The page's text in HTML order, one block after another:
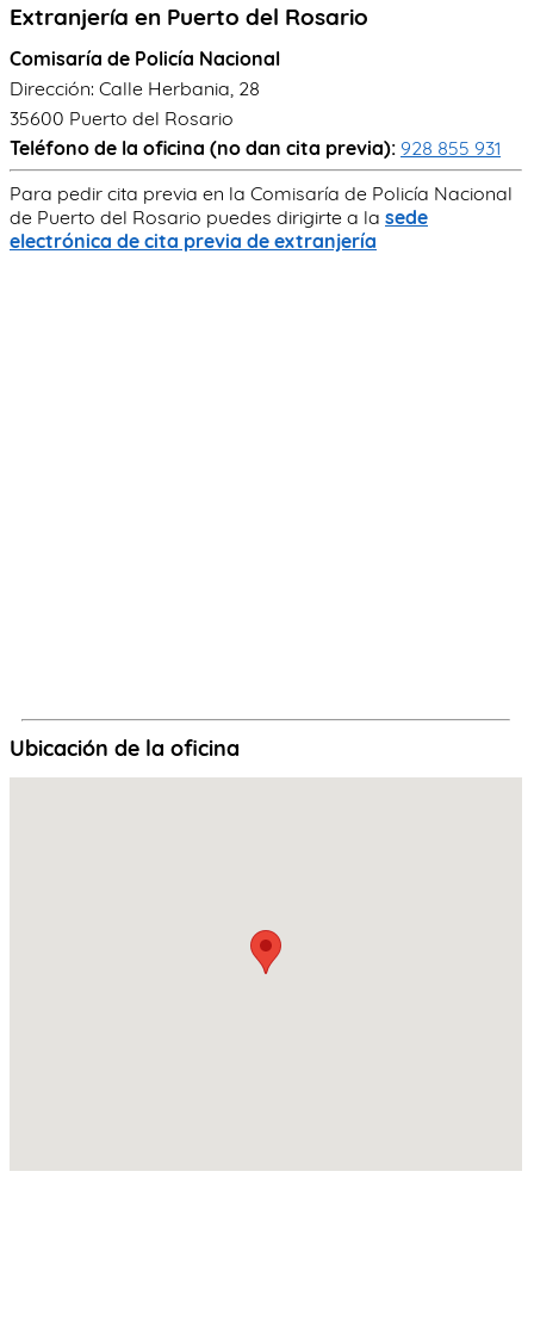
Extranjería en Puerto del Rosario
Comisaría de Policía Nacional
Dirección: Calle Herbania, 28
35600 Puerto del Rosario
Teléfono de la oficina (no dan cita previa): 928 855 931
Para pedir cita previa en la Comisaría de Policía Nacional
de Puerto del Rosario puedes dirigirte a la sede
electrónica de cita previa de extranjería
Ubicación de la oficina